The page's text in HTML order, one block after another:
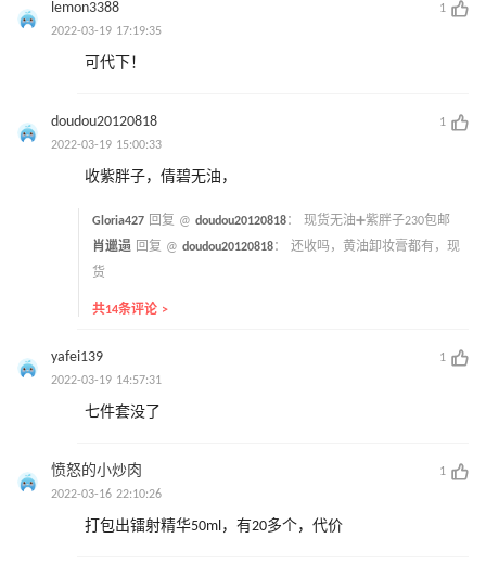
lemon3388
1
2022-03-19 17:19:35
可代下！
doudou20120818
1
2022-03-19 15:00:33
收紫胖子，倩碧无油，
Gloria427 回复 @ doudou20120818： 现货无油➕紫胖子230包邮
肖邋遢 回复 @ doudou20120818： 还收吗，黄油卸妆膏都有，现
货
共14条评论 >
yafei139
1
2022-03-19 14:57:31
七件套没了
愤怒的小炒肉
1
2022-03-16 22:10:26
打包出镭射精华50ml，有20多个，代价